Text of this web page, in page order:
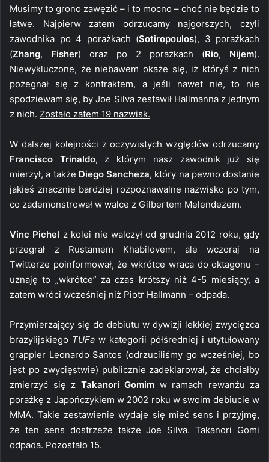
Musimy to grono zawęzić – i to mocno – choć nie będzie to
łatwe. Najpierw zatem odrzucamy najgorszych, czyli
zawodnika po 4 porażkach (Sotiropoulos), 3 porażkach
(Zhang, Fisher) oraz po 2 porażkach (Rio, Nijem).
Niewykluczone, że niebawem okaże się, iż któryś z nich
pożegnał się z kontraktem, a jeśli nawet nie, to nie
spodziewam się, by Joe Silva zestawił Hallmanna z jednym
z nich. Zostało zatem 19 nazwisk.
W dalszej kolejności z oczywistych względów odrzucamy
Francisco Trinaldo, z którym nasz zawodnik już się
mierzył, a także Diego Sancheza, który na pewno dostanie
jakieś znacznie bardziej rozpoznawalne nazwisko po tym,
co zademonstrował w walce z Gilbertem Melendezem.
Vinc Pichel z kolei nie walczył od grudnia 2012 roku, gdy
przegrał z Rustamem Khabilovem, ale wczoraj na
Twitterze poinformował, że wkrótce wraca do oktagonu –
uznaję to „wkrótce” za czas krótszy niż 4-5 miesiący, a
zatem wróci wcześniej niż Piotr Hallmann – odpada.
Przymierzający się do debiutu w dywizji lekkiej zwycięzca
brazylijskiego TUFa w kategorii półśredniej i utytułowany
grappler Leonardo Santos (odrzuciliśmy go wcześniej, bo
jest po zwycięstwie) publicznie zadeklarował, że chciałby
zmierzyć się z Takanori Gomim w ramach rewanżu za
porażkę z Japończykiem w 2002 roku w swoim debiucie w
MMA. Takie zestawienie wydaje się mieć sens i przyjmę,
że ten sens dostrzeże także Joe Silva. Takanori Gomi
odpada. Pozostało 15.